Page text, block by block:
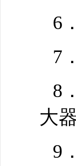
6
7
8
大
9